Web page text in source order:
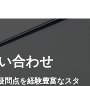
合わせ
問点を経験豊富なスタ